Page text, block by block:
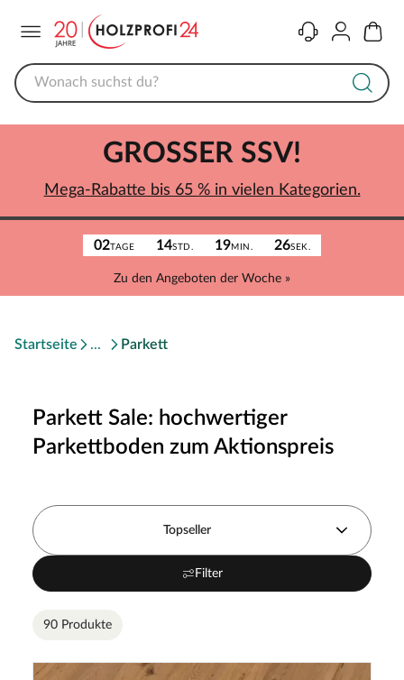
KontaktKonto
02TAGE 14STD. 19MIN. 26SEK.
Zu den Angeboten der Woche »
GROSSER SSV!
Mega-Rabatte bis 65 % in vielen Kategorien.
Startseite Parkett
Parkett Sale: hochwertiger
Parkettboden zum Aktionspreis
Topseller
Filter
90 Produkte